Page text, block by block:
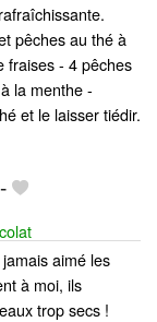
pêches au thé à
fraises - 4 pêches
la menthe -
et le laisser tiédir.
-
aimé les
à moi, ils
trop secs !